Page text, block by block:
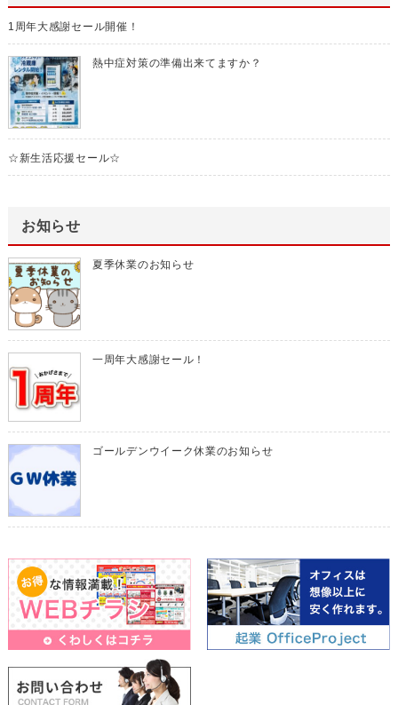
1周年大感謝セール開催！
熱中症対策の準備出来てますか？
☆新生活応援セール☆
お知らせ
夏季休業のお知らせ
一周年大感謝セール！
ゴールデンウイーク休業のお知らせ